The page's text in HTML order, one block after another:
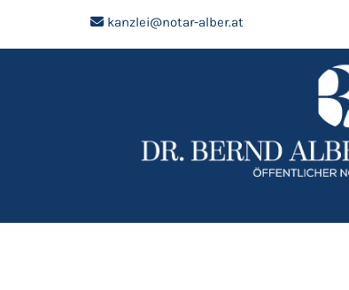
 kanzlei@notar-alber.at